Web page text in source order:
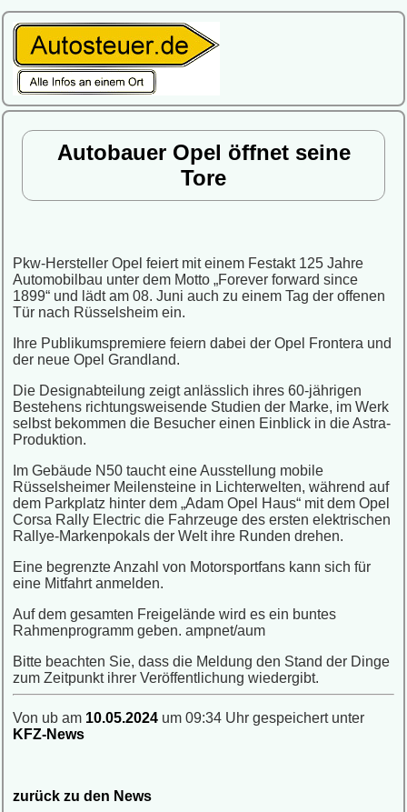
Autobauer Opel öffnet seine
Tore
Pkw-Hersteller Opel feiert mit einem Festakt 125 Jahre
Automobilbau unter dem Motto „Forever forward since
1899“ und lädt am 08. Juni auch zu einem Tag der offenen
Tür nach Rüsselsheim ein.
Ihre Publikumspremiere feiern dabei der Opel Frontera und
der neue Opel Grandland.
Die Designabteilung zeigt anlässlich ihres 60-jährigen
Bestehens richtungsweisende Studien der Marke, im Werk
selbst bekommen die Besucher einen Einblick in die Astra-
Produktion.
Im Gebäude N50 taucht eine Ausstellung mobile
Rüsselsheimer Meilensteine in Lichterwelten, während auf
dem Parkplatz hinter dem „Adam Opel Haus“ mit dem Opel
Corsa Rally Electric die Fahrzeuge des ersten elektrischen
Rallye-Markenpokals der Welt ihre Runden drehen.
Eine begrenzte Anzahl von Motorsportfans kann sich für
eine Mitfahrt anmelden.
Auf dem gesamten Freigelände wird es ein buntes
Rahmenprogramm geben. ampnet/aum
Bitte beachten Sie, dass die Meldung den Stand der Dinge
zum Zeitpunkt ihrer Veröffentlichung wiedergibt.
Von ub am 10.05.2024 um 09:34 Uhr gespeichert unter
KFZ-News
zurück zu den News